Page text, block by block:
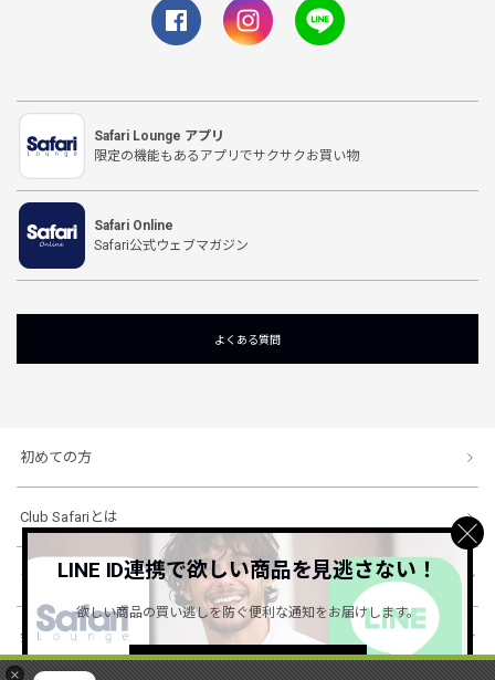
×
Safari Lounge アプリ
限定の機能もあるアプリでサクサクお買い物
Safari Online
Safari公式ウェブマガジン
よくある質問
初めての方
Club Safariとは
ショッピングガイド
会社概要・規約
LINE ID連携で欲しい商品を見逃さない！
欲しい商品の買い逃しを防ぐ便利な通知をお届けします。
詳しくはこちら ＞